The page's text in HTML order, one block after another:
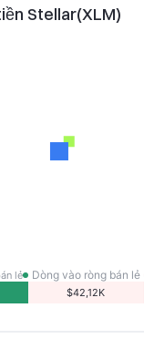
Stellar(XLM)
lẻ Dòng vào ròng bán lẻ
$42,12K